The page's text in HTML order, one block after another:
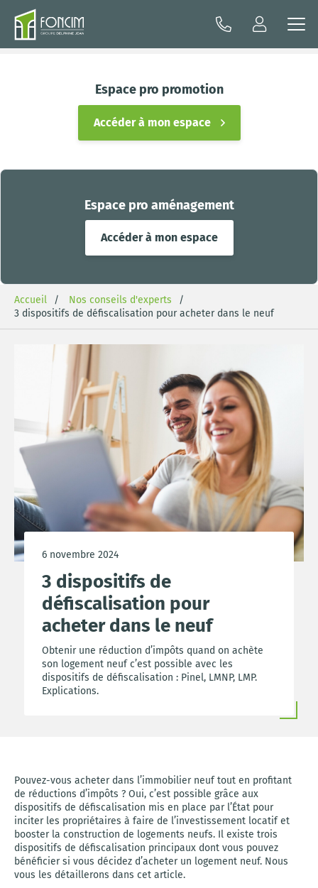
Espace pro aménagement
Accéder à mon espace
Espace pro promotion
Accéder à mon espace
Accueil
Nos conseils d'experts
3 dispositifs de défiscalisation pour acheter dans le neuf
6 novembre 2024
3 dispositifs de
défiscalisation pour
acheter dans le neuf
Obtenir une réduction d’impôts quand on achète
son logement neuf c’est possible avec les
dispositifs de défiscalisation : Pinel, LMNP, LMP.
Explications.
Pouvez-vous acheter dans l’immobilier neuf tout en profitant
de réductions d’impôts ? Oui, c’est possible grâce aux
dispositifs de défiscalisation mis en place par l’État pour
inciter les propriétaires à faire de l’investissement locatif et
booster la construction de logements neufs. Il existe trois
dispositifs de défiscalisation principaux dont vous pouvez
bénéficier si vous décidez d’acheter un logement neuf. Nous
vous les détaillerons dans cet article.